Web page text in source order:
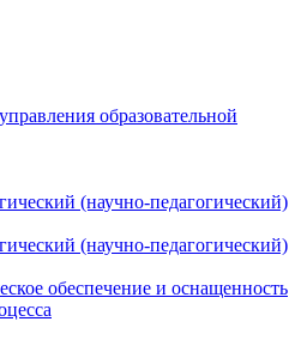
образовательной
(научно-педагогический)
(научно-педагогический)
обеспечение и оснащенность